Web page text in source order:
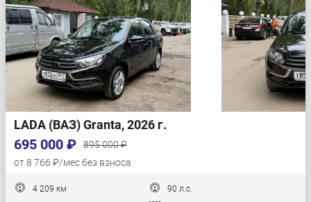
LADA (ВАЗ) Granta, 2026 г.
695 000 ₽
895 000 ₽
от 8 766 ₽/мес без взноса
4 209 км 90 л.с.